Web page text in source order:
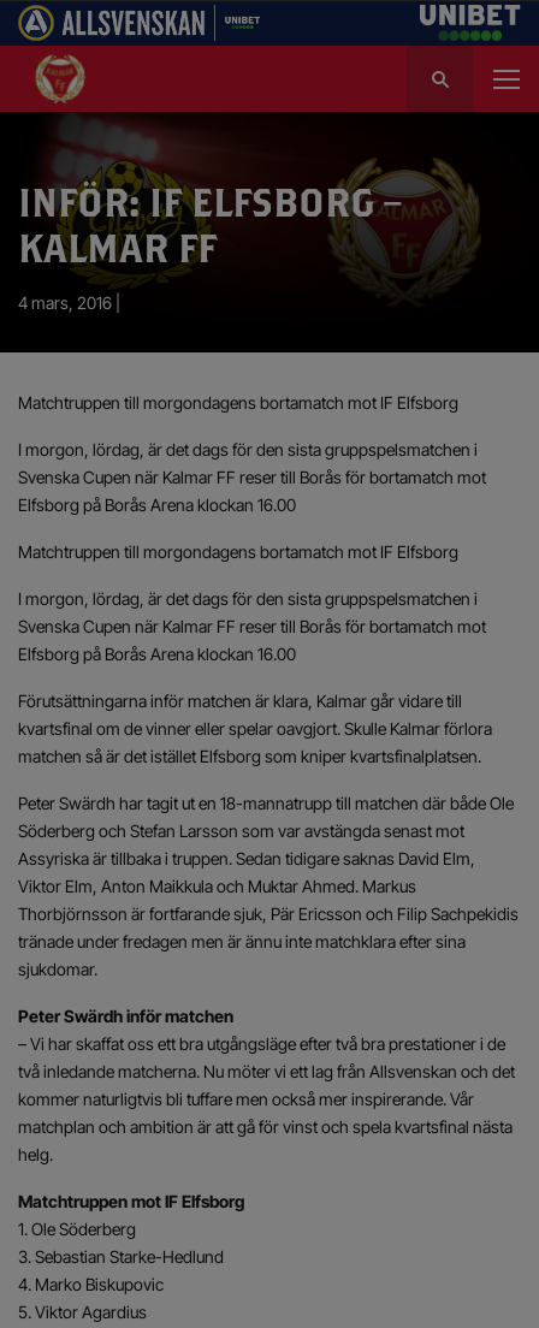
k
t
e
r
INFÖR: IF ELFSBORG –
KALMAR FF
4 mars, 2016 |
Matchtruppen till morgondagens bortamatch mot IF Elfsborg
I morgon, lördag, är det dags för den sista gruppspelsmatchen i
Svenska Cupen när Kalmar FF reser till Borås för bortamatch mot
Elfsborg på Borås Arena klockan 16.00
Matchtruppen till morgondagens bortamatch mot IF Elfsborg
I morgon, lördag, är det dags för den sista gruppspelsmatchen i
Svenska Cupen när Kalmar FF reser till Borås för bortamatch mot
Elfsborg på Borås Arena klockan 16.00
Förutsättningarna inför matchen är klara, Kalmar går vidare till
kvartsfinal om de vinner eller spelar oavgjort. Skulle Kalmar förlora
matchen så är det istället Elfsborg som kniper kvartsfinalplatsen.
Peter Swärdh har tagit ut en 18-mannatrupp till matchen där både Ole
Söderberg och Stefan Larsson som var avstängda senast mot
Assyriska är tillbaka i truppen. Sedan tidigare saknas David Elm,
Viktor Elm, Anton Maikkula och Muktar Ahmed. Markus
Thorbjörnsson är fortfarande sjuk, Pär Ericsson och Filip Sachpekidis
tränade under fredagen men är ännu inte matchklara efter sina
sjukdomar.
Peter Swärdh inför matchen
– Vi har skaffat oss ett bra utgångsläge efter två bra prestationer i de
två inledande matcherna. Nu möter vi ett lag från Allsvenskan och det
kommer naturligtvis bli tuffare men också mer inspirerande. Vår
matchplan och ambition är att gå för vinst och spela kvartsfinal nästa
helg.
Matchtruppen mot IF Elfsborg
1. Ole Söderberg
3. Sebastian Starke-Hedlund
4. Marko Biskupovic
5. Viktor Agardius